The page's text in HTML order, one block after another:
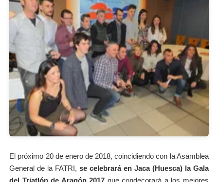
El próximo 20 de enero de 2018, coincidiendo con la Asamblea
General de la FATRI,se celebrará en Jaca (Huesca) la Gala